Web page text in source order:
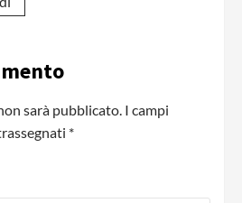
sarà pubblicato. I campi
*